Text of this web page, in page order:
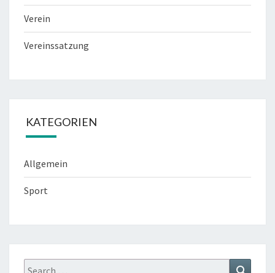
Verein
Vereinssatzung
KATEGORIEN
Allgemein
Sport
Search